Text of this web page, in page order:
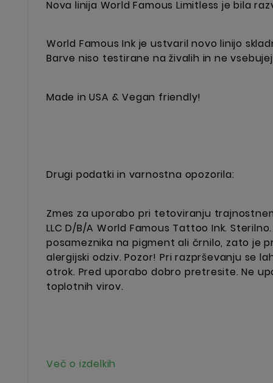
Nova linija World Famous Limitless je bila
World Famous Ink je ustvaril novo linijo
Barve niso testirane na živalih in ne
Made in USA & Vegan friendly!
Drugi podatki in varnostna opozorila:
Zmes za uporabo pri tetoviranju
LLC D/B/A World Famous Tattoo Ink.
posameznika na pigment ali črnilo, zato je
alergijski odziv. Pozor! Pri razprševanju se
otrok. Pred uporabo dobro pretresite. Ne
toplotnih virov.
Več o izdelkih